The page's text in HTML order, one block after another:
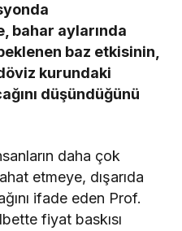
bahar aylarında
baz etkisinin,
kurundaki
düşündüğünü
daha çok
etmeye, dışarıda
ifade eden Prof.
fiyat baskısı